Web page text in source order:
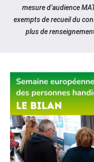
Notre actualité
#SEEPH2024
mesure d’audience
exempts de recueil du
plus de